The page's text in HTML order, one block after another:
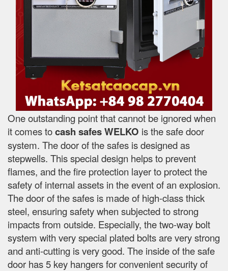
One outstanding point that cannot be ignored when
it comes tocash safesWELKO is the safe door
system. The door of the safes is designed as
stepwells. This special design helps to prevent
flames, and the fire protection layer to protect the
safety of internal assets in the event of an explosion.
The door of the safes is made of high-class thick
steel, ensuring safety when subjected to strong
impacts from outside. Especially, the two-way bolt
system with very special plated bolts are very strong
and anti-cutting is very good. The inside of the safe
door has 5 key hangers for convenient security of